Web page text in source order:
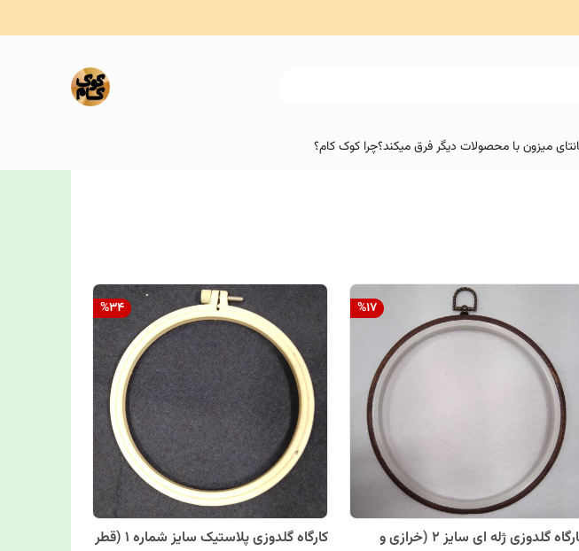
میزون با محصولات دیگر فرق میکند؟چرا کوک کام؟
%17
کارگاه گلدوزی ژله ای سایز 2 (خرازی و
%34
کارگاه گلدوزی پلاستیک سایز شماره 1 (قطر